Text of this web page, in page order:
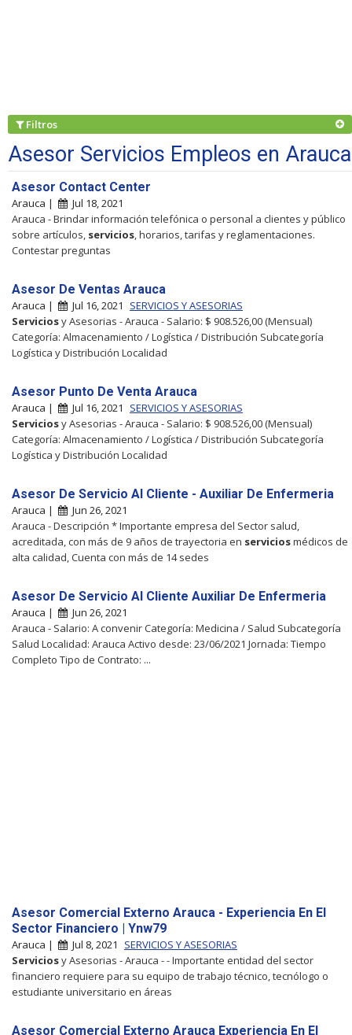
Filtros
Asesor Servicios Empleos en Arauca
Asesor Contact Center
Arauca |
Jul 18, 2021
Arauca - Brindar información telefónica o personal a clientes y público
sobre artículos, servicios , horarios, tarifas y reglamentaciones.
Contestar preguntas
Asesor De Ventas Arauca
Arauca | Jul 16, 2021
SERVICIOS Y ASESORIAS
Serviciosy Asesorias - Arauca - Salario: $ 908.526,00 (Mensual)
Categoría: Almacenamiento / Logística / Distribución Subcategoría
Logística y Distribución Localidad
Asesor Punto De Venta Arauca
Arauca | Jul 16, 2021
SERVICIOS Y ASESORIAS
Serviciosy Asesorias - Arauca - Salario: $ 908.526,00 (Mensual)
Categoría: Almacenamiento / Logística / Distribución Subcategoría
Logística y Distribución Localidad
Asesor De Servicio Al Cliente - Auxiliar De Enfermeria
Arauca |
Jun 26, 2021
Arauca - Descripción * Importante empresa del Sector salud,
acreditada, con más de 9 años de trayectoria en serviciosmédicos de
alta calidad, Cuenta con más de 14 sedes
Asesor De Servicio Al Cliente Auxiliar De Enfermeria
Arauca |
Jun 26, 2021
Arauca - Salario: A convenir Categoría: Medicina / Salud Subcategoría
Salud Localidad: Arauca Activo desde: 23/06/2021 Jornada: Tiempo
Completo Tipo de Contrato: ...
Asesor Comercial Externo Arauca - Experiencia En El
Sector Financiero | Ynw79
Arauca | Jul 8, 2021
SERVICIOS Y ASESORIAS
Serviciosy Asesorias - Arauca - - Importante entidad del sector
financiero requiere para su equipo de trabajo técnico, tecnólogo o
estudiante universitario en áreas
Asesor Comercial Externo Arauca Experiencia En El